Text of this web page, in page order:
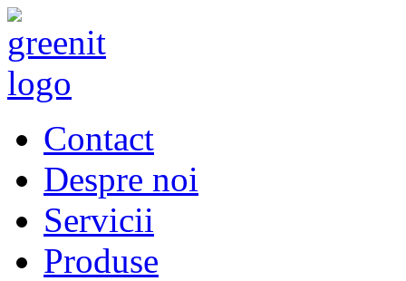
Contact
Despre noi
Servicii
Produse